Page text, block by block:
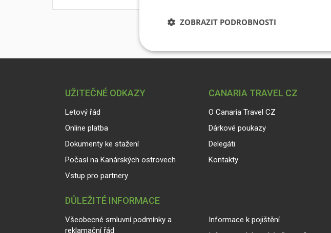
UŽITEČNÉ ODKAZY
Letový řád
Online platba
Dokumenty ke stažení
Počasí na Kanárských ostrovech
Vstup pro partnery
CANARIA TRAVEL CZ
O Canaria Travel CZ
Dárkové poukazy
Delegáti
Kontakty
DŮLEŽITÉ INFORMACE
Všeobecné smluvní podmínky a
reklamační řád
Informace k pojištění
ZOBRAZIT PODROBNOSTI